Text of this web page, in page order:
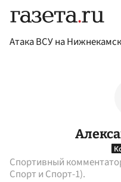
Атака ВСУ на Нижнекамск
Спортивный
Спорт и Спорт-1).